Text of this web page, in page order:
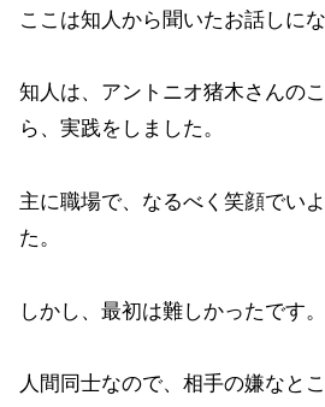
ここは知人から聞いたお話しにな
知人は、アントニオ猪木さんの
ら、実践をしました。
主に職場で、なるべく笑顔でい
た。
しかし、最初は難しかったです。
人間同士なので、相手の嫌なと